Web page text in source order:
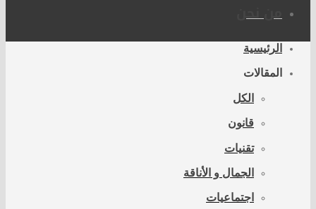
من نحن
الرئيسية
المقالات
الكل
قانون
تقنيات
الجمال و الأناقة
اجتماعيات